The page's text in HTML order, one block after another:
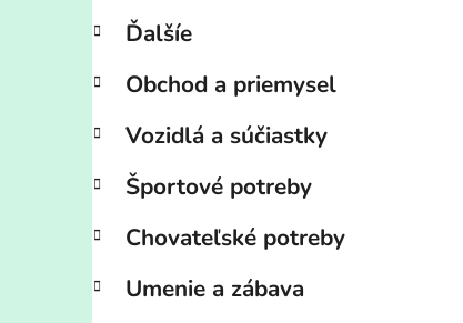
Ďalšíe
Obchod a priemysel
Vozidlá a súčiastky
Športové potreby
Chovateľské potreby
Umenie a zábava